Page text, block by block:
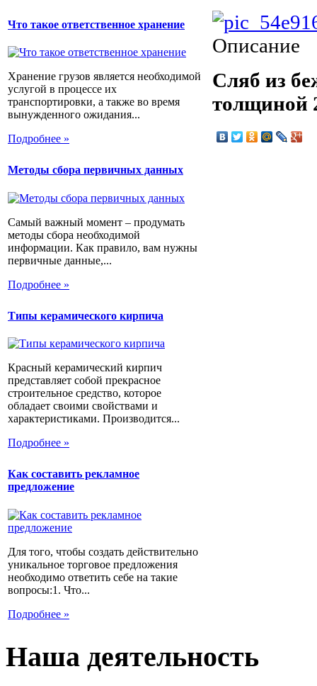
Что такое ответственное хранение
Хранение грузов является необходимой
услугой в процессе их
транспортировки, а также во время
вынужденного ожидания...
Подробнее »
Методы сбора первичных данных
Самый важный момент – продумать
методы сбора необходимой
информации. Как правило, вам нужны
первичные данные,...
Подробнее »
Типы керамического кирпича
Красный керамический кирпич
представляет собой прекрасное
строительное средство, которое
обладает своими свойствами и
характеристиками. Производится...
Подробнее »
Как составить рекламное
предложение
Для того, чтобы создать действительно
уникальное торговое предложения
необходимо ответить себе на такие
вопросы:1. Что...
Подробнее »
Описание
Сляб из
толщиной
Наша деятельность